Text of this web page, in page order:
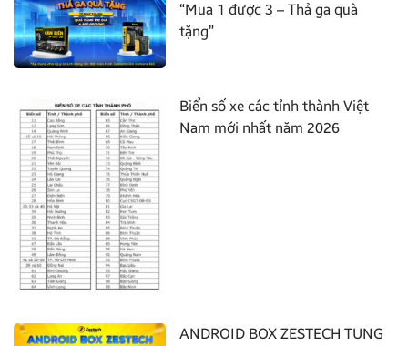
“Mua 1 được 3 – Thả ga quà
tặng”
Biển số xe các tỉnh thành Việt
Nam mới nhất năm 2026
ANDROID BOX ZESTECH TUNG